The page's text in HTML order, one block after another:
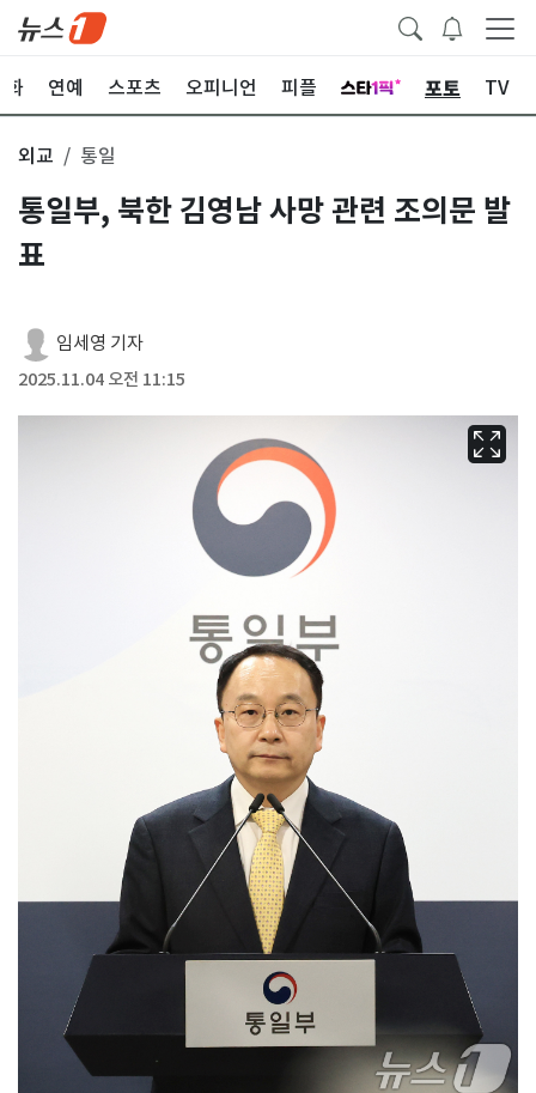
화 연예 스포츠 오피니언 피플 포토 TV
외교 통일
통일부, 북한 김영남 사망 관련 조의문 발
표
임세영 기자
2025.11.04 오전 11:15